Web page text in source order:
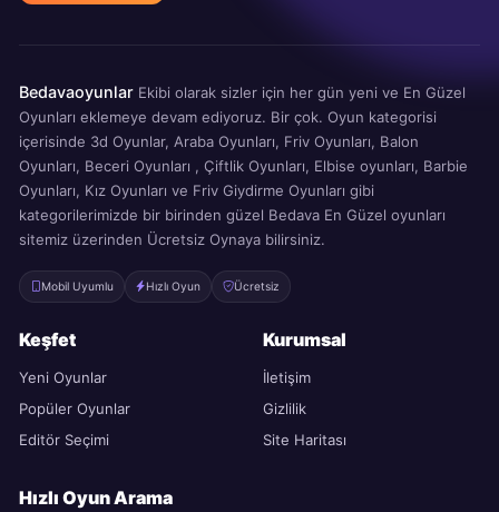
Bedavaoyunlar Ekibi olarak sizler için her gün yeni ve En Güzel
Oyunları eklemeye devam ediyoruz. Bir çok. Oyun kategorisi
içerisinde 3d Oyunlar, Araba Oyunları, Friv Oyunları, Balon
Oyunları, Beceri Oyunları , Çiftlik Oyunları, Elbise oyunları, Barbie
Oyunları, Kız Oyunları ve Friv Giydirme Oyunları gibi
kategorilerimizde bir birinden güzel Bedava En Güzel oyunları
sitemiz üzerinden Ücretsiz Oynaya bilirsiniz.
Mobil Uyumlu Hızlı Oyun Ücretsiz
Keşfet
Yeni Oyunlar
Popüler Oyunlar
Editör Seçimi
Kurumsal
İletişim
Gizlilik
Site Haritası
Hızlı Oyun Arama